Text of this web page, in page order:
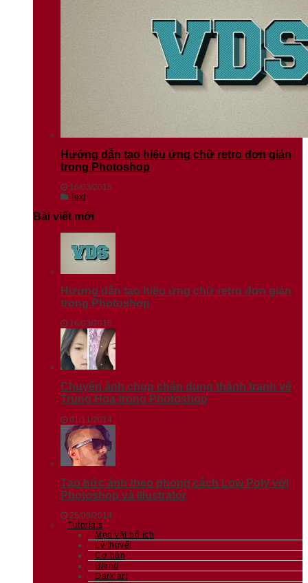
Hướng dẫn tạo hiệu ứng chữ retro đơn giản
trong Photoshop
16/03/2015
Text
Bài viết mới
Hướng dẫn tạo hiệu ứng chữ retro đơn giản
trong Photoshop
16/03/2015
Chuyển ảnh chụp chân dung thành tranh vẽ
Trung Hoa trong Photoshop
01/11/2014
Tạo bức ảnh theo phong cách Low Poly với
Photoshop và Illustrator
25/09/2014
Tutorials
Mẹo vặt bổ ích
Lý thuyết
Cơ bản
Blend
Dark art